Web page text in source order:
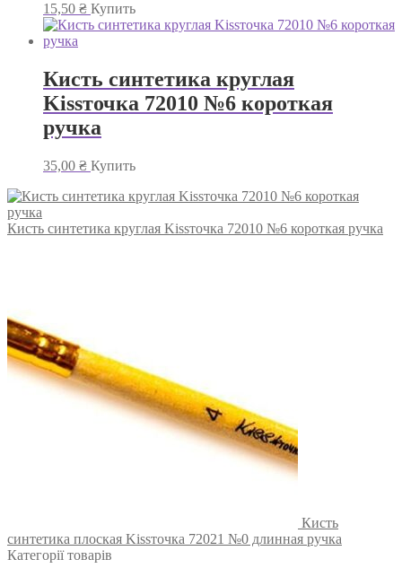
15,50 ₴ Купить
Кисть синтетика круглая
Kissточка 72010 №6 короткая
ручка
35,00 ₴ Купить
Кисть синтетика круглая Kissточка 72010 №6 короткая ручка
Кисть
синтетика плоская Kissточка 72021 №0 длинная ручка
Категорії товарів